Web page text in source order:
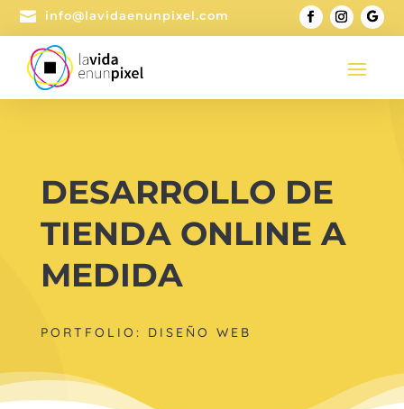
 info@lavidaenunpixel.com
DESARROLLO DE
TIENDA ONLINE A
MEDIDA
PORTFOLIO: DISEÑO WEB